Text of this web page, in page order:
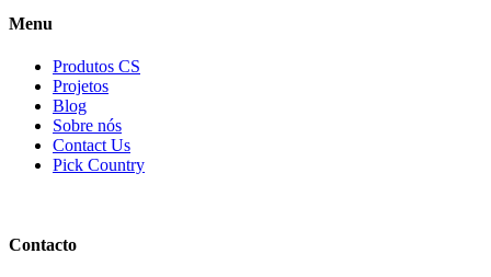
Menu
Produtos CS
Projetos
Blog
Sobre nós
Contact Us
Pick Country
Contacto